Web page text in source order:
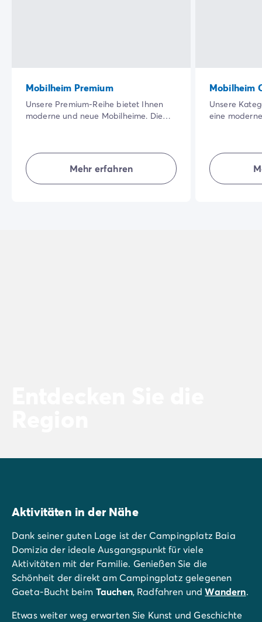
Mobilheim Premium
Unsere Premium-Reihe bietet Ihnen
moderne und neue Mobilheime. Die
Qualität der Innenausstattung werden
Ihren Urlaub noch angenehmer
machen.
Mehr erfahren
Mobilheim
Unsere
eine
Unterkünfte
für einen
Aktivitäten in der Nähe
Dank seiner guten Lage ist der Campingplatz Baia
Domizia der ideale Ausgangspunkt für viele
Aktivitäten mit der Familie. Genießen Sie die
Schönheit der direkt am Campingplatz gelegenen
Gaeta-Bucht beim Tauchen, Radfahren undWandern.
Etwas weiter weg erwarten Sie Kunst und Geschichte